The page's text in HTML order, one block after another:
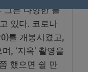
그는 다양한 플
있다. 코로나
를 개봉시켰고,
, ‘지옥’ 촬영을
했으면 쉴 만